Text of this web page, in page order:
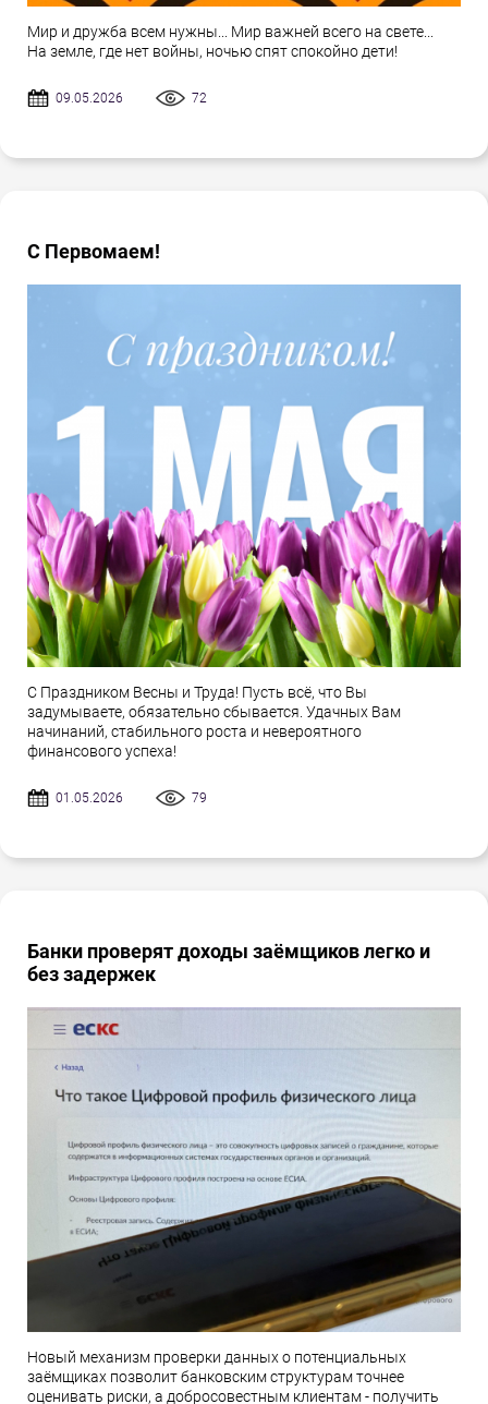
Мир и дружба всем нужны... Мир важней всего на свете...
На земле, где нет войны, ночью спят спокойно дети!
09.05.2026 72
С Первомаем!
С Праздником Весны и Труда! Пусть всё, что Вы
задумываете, обязательно сбывается. Удачных Вам
начинаний, стабильного роста и невероятного
финансового успеха!
01.05.2026 79
Банки проверят доходы заёмщиков легко и
без задержек
Новый механизм проверки данных о потенциальных
заёмщиках позволит банковским структурам точнее
оценивать риски, а добросовестным клиентам - получить